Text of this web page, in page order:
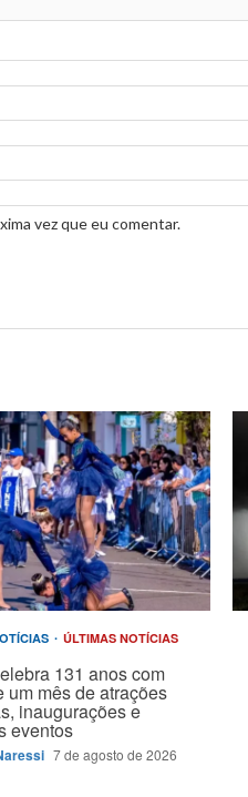
vez que eu comentar.
ÚLTIMAS NOTÍCIAS
131 anos com
um mês de atrações
inaugurações e
eventos
7 de agosto de 2026